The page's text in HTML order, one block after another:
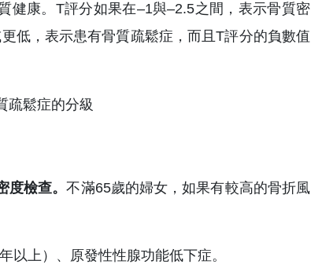
健康。T評分如果在–1與–2.5之間，表示骨質密
低，表示患有骨質疏鬆症，而且T評分的負數值
度檢查。不滿65歲的婦女，如果有較高的骨折風
以上）、原發性性腺功能低下症。